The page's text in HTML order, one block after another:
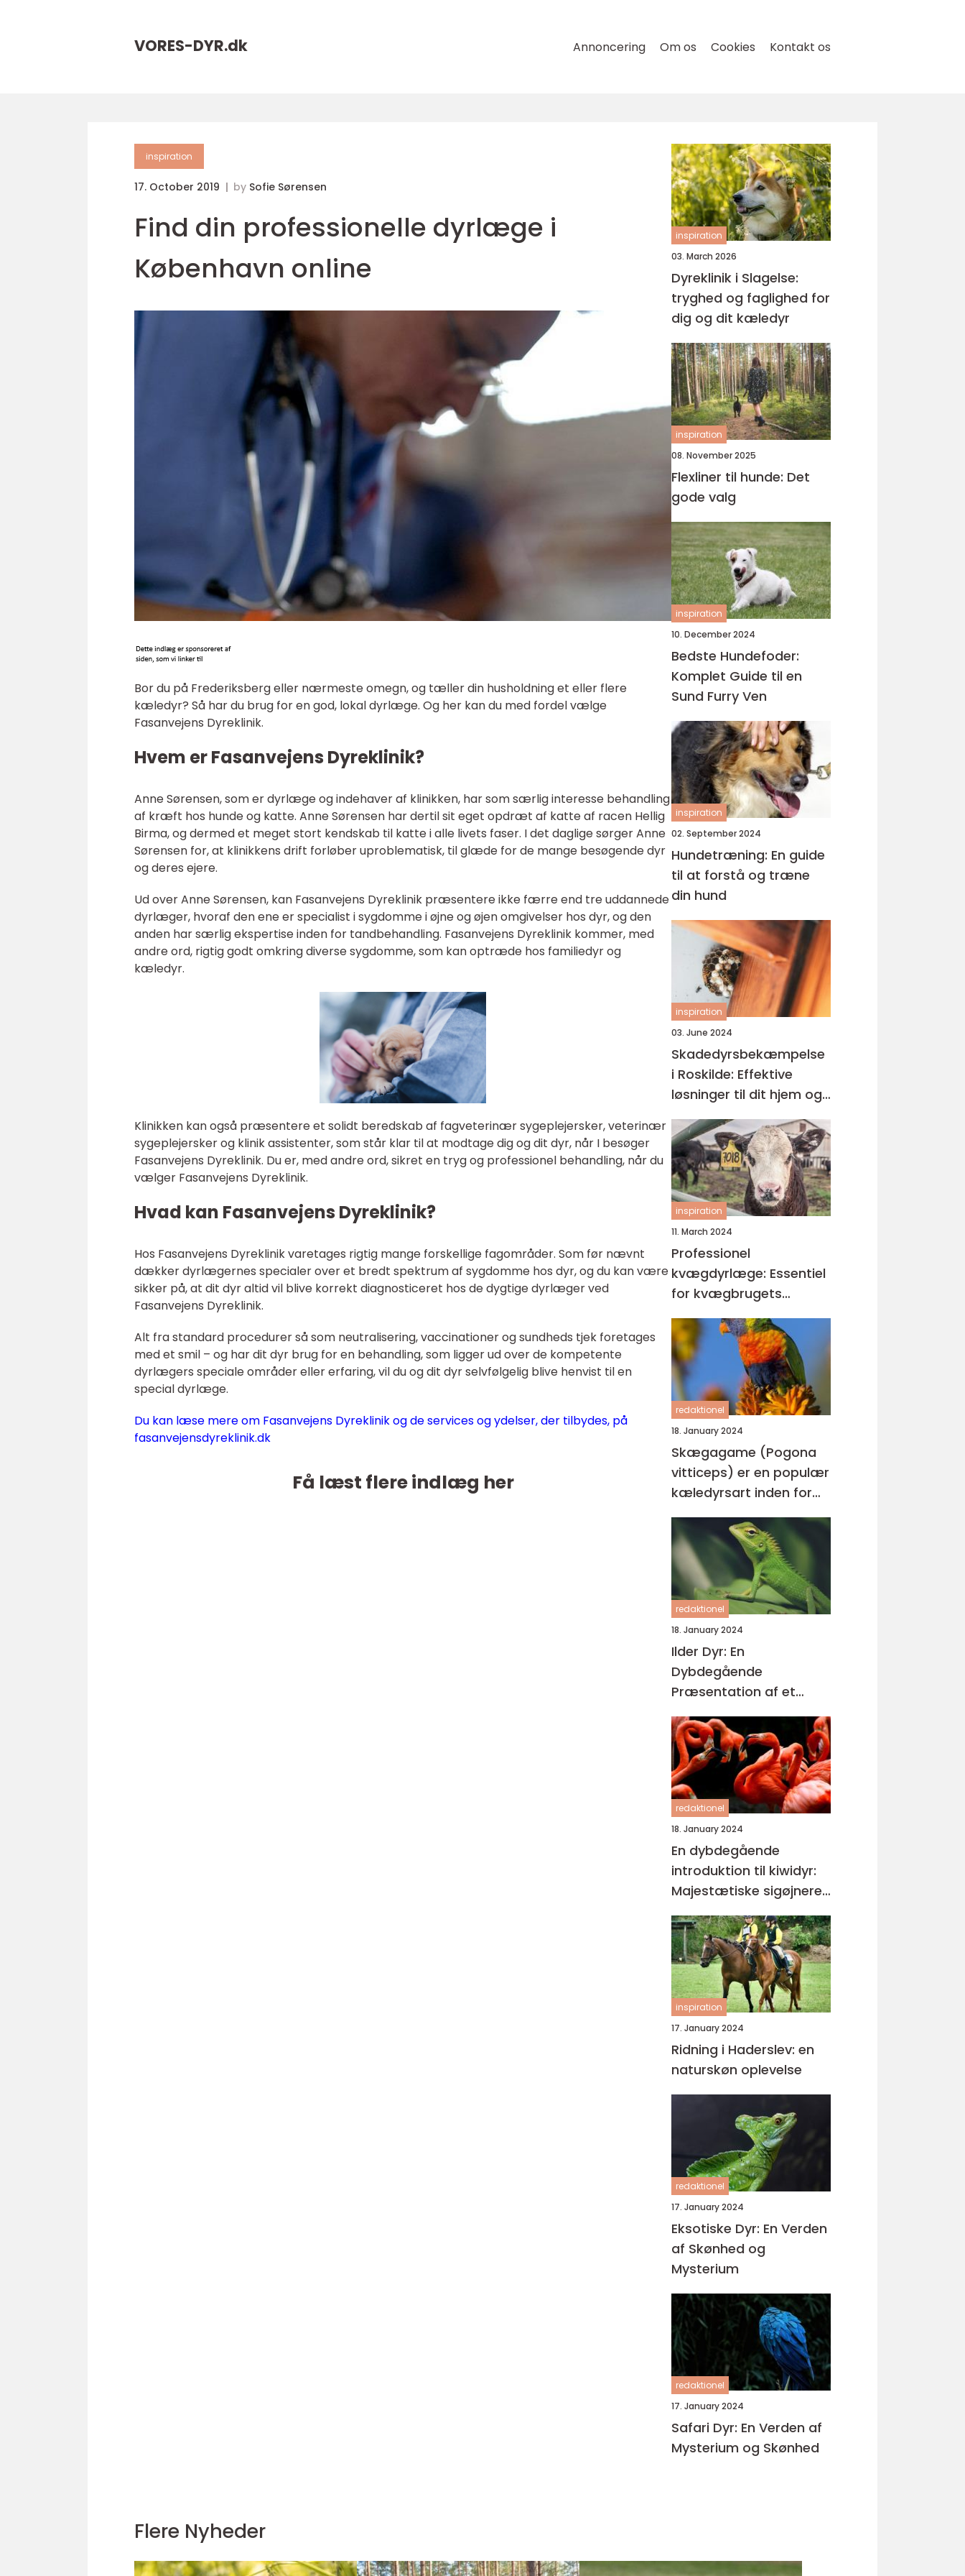
VORES-DYR.dk Annoncering Om os Cookies Kontakt os
inspiration
17. October 2019 by Sofie Sørensen
Find din professionelle dyrlæge i
København online
Bor du på Frederiksberg eller nærmeste omegn, og tæller din husholdning et eller flere
kæledyr? Så har du brug for en god, lokal dyrlæge. Og her kan du med fordel vælge
Fasanvejens Dyreklinik.
Hvem er Fasanvejens Dyreklinik?
Anne Sørensen, som er dyrlæge og indehaver af klinikken, har som særlig interesse behandling
af kræft hos hunde og katte. Anne Sørensen har dertil sit eget opdræt af katte af racen Hellig
Birma, og dermed et meget stort kendskab til katte i alle livets faser. I det daglige sørger Anne
Sørensen for, at klinikkens drift forløber uproblematisk, til glæde for de mange besøgende dyr
og deres ejere.
Ud over Anne Sørensen, kan Fasanvejens Dyreklinik præsentere ikke færre end tre uddannede
dyrlæger, hvoraf den ene er specialist i sygdomme i øjne og øjen omgivelser hos dyr, og den
anden har særlig ekspertise inden for tandbehandling. Fasanvejens Dyreklinik kommer, med
andre ord, rigtig godt omkring diverse sygdomme, som kan optræde hos familiedyr og
kæledyr.
Klinikken kan også præsentere et solidt beredskab af fagveterinær sygeplejersker, veterinær
sygeplejersker og klinik assistenter, som står klar til at modtage dig og dit dyr, når I besøger
Fasanvejens Dyreklinik. Du er, med andre ord, sikret en tryg og professionel behandling, når du
vælger Fasanvejens Dyreklinik.
Hvad kan Fasanvejens Dyreklinik?
Hos Fasanvejens Dyreklinik varetages rigtig mange forskellige fagområder. Som før nævnt
dækker dyrlægernes specialer over et bredt spektrum af sygdomme hos dyr, og du kan være
sikker på, at dit dyr altid vil blive korrekt diagnosticeret hos de dygtige dyrlæger ved
Fasanvejens Dyreklinik.
Alt fra standard procedurer så som neutralisering, vaccinationer og sundheds tjek foretages
med et smil – og har dit dyr brug for en behandling, som ligger ud over de kompetente
dyrlægers speciale områder eller erfaring, vil du og dit dyr selvfølgelig blive henvist til en
special dyrlæge.
Du kan læse mere om Fasanvejens Dyreklinik og de services og ydelser, der tilbydes, på
fasanvejensdyreklinik.dk
Få læst flere indlæg her
inspiration
03. March 2026
Dyreklinik i Slagelse:
tryghed og faglighed for
dig og dit kæledyr
inspiration
08. November 2025
Flexliner til hunde: Det
gode valg
inspiration
10. December 2024
Bedste Hundefoder:
Komplet Guide til en
Sund Furry Ven
inspiration
02. September 2024
Hundetræning: En guide
til at forstå og træne
din hund
inspiration
03. June 2024
Skadedyrsbekæmpelse
i Roskilde: Effektive
løsninger til dit hjem og
virksomhed
inspiration
11. March 2024
Professionel
kvægdyrlæge: Essentiel
for kvægbrugets
succes
redaktionel
18. January 2024
Skægagame (Pogona
vitticeps) er en populær
kæledyrsart inden for
reptilverdenen
redaktionel
18. January 2024
Ilder Dyr: En
Dybdegående
Præsentation af et
Fascinerende Kæledyr
redaktionel
18. January 2024
En dybdegående
introduktion til kiwidyr:
Majestætiske sigøjnere i
New Zealands
regnskove
inspiration
17. January 2024
Ridning i Haderslev: en
naturskøn oplevelse
redaktionel
17. January 2024
Eksotiske Dyr: En Verden
af Skønhed og
Mysterium
redaktionel
17. January 2024
Safari Dyr: En Verden af
Mysterium og Skønhed
Flere Nyheder